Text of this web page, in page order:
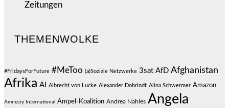
Zeitungen
THEMENWOLKE
#FridaysForFuture #MeToo (a)Soziale Netzwerke 3sat AfD Afghanistan
Afrika AI Albrecht von Lucke Alexander Dobrindt Alina Schwermer Amazon
Amnesty International Ampel-Koalition Andrea Nahles Angela